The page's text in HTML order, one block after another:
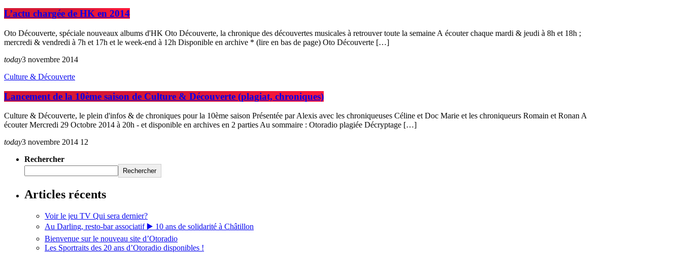
L’actu chargée de HK en 2014
Oto Découverte, spéciale nouveaux albums d'HK Oto Découverte, la chronique des découvertes musicales à retrouver toute la semaine A écouter chaque mardi & jeudi à 8h et 18h ;
mercredi & vendredi à 7h et 17h et le week-end à 12h Disponible en archive * (lire en bas de page) Oto Découverte […]
today3 novembre 2014
Culture & Découverte
Lancement de la 10ème saison de Culture & Découverte (plagiat, chroniques)
Culture & Découverte, le plein d'infos & de chroniques pour la 10ème saison Présentée par Alexis avec les chroniqueuses Céline et Doc Marie et les chroniqueurs Romain et Ronan A
écouter Mercredi 29 Octobre 2014 à 20h - et disponible en archives en 2 parties Au sommaire : Otoradio plagiée Décryptage […]
today3 novembre 2014 12
Rechercher
Rechercher
Articles récents
Voir le jeu TV Qui sera dernier?
Au Darling, resto-bar associatif ▶️ 10 ans de solidarité à Châtillon
Bienvenue sur le nouveau site d’Otoradio
Les Sportraits des 20 ans d’Otoradio disponibles !